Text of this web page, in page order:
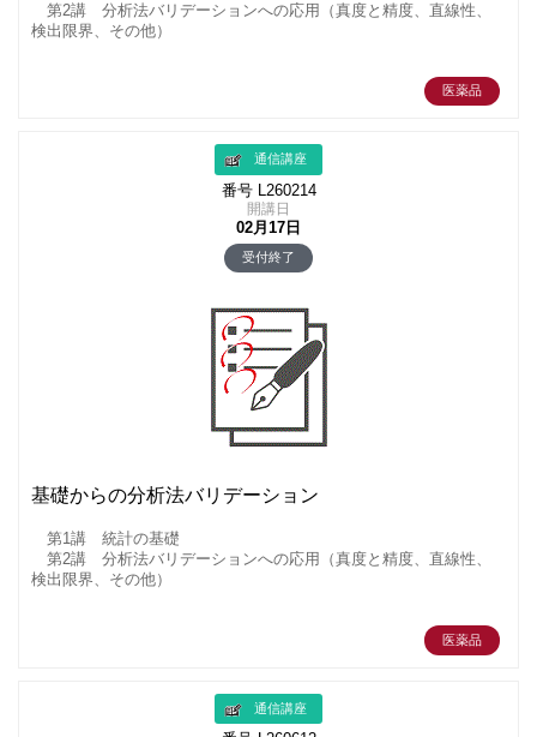
第2講 分析法バリデーションへの応用（真度と精度、直線性、
検出限界、その他）
医薬品
通信講座
番号 L260214
開講日
02月17日
受付終了
基礎からの分析法バリデーション
第1講 統計の基礎
第2講 分析法バリデーションへの応用（真度と精度、直線性、
検出限界、その他）
医薬品
通信講座